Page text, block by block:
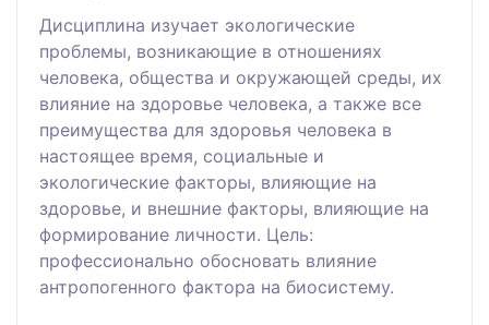
Дисциплина изучает экологические
проблемы, возникающие в отношениях
человека, общества и окружающей среды, их
влияние на здоровье человека, а также все
преимущества для здоровья человека в
настоящее время, социальные и
экологические факторы, влияющие на
здоровье, и внешние факторы, влияющие на
формирование личности. Цель:
профессионально обосновать влияние
антропогенного фактора на биосистему.